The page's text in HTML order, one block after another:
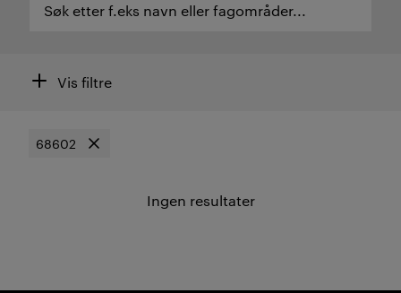
Søk etter ekspertområde eller ansatte
Søk etter f.eks navn eller fagområder...
FiltreVis filtre
68602
Fjern filter
Ingen resultater